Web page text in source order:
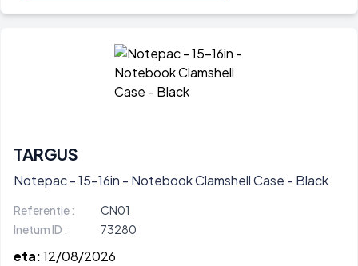
TARGUS
Notepac - 15-16in - Notebook Clamshell Case - Black
Referentie :
CN01
Inetum ID :
73280
eta:12/08/2026